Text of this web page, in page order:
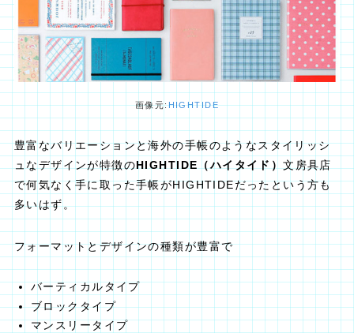
画像元:HIGHTIDE
豊富なバリエーションと海外の手帳のようなスタイリッシ
ュなデザインが特徴のHIGHTIDE（ハイタイド）文房具店
で何気なく手に取った手帳がHIGHTIDEだったという方も
多いはず。
フォーマットとデザインの種類が豊富で
バーティカルタイプ
ブロックタイプ
マンスリータイプ